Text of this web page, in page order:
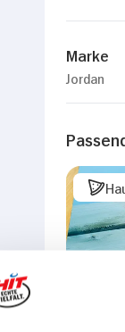
Marke
Jordan